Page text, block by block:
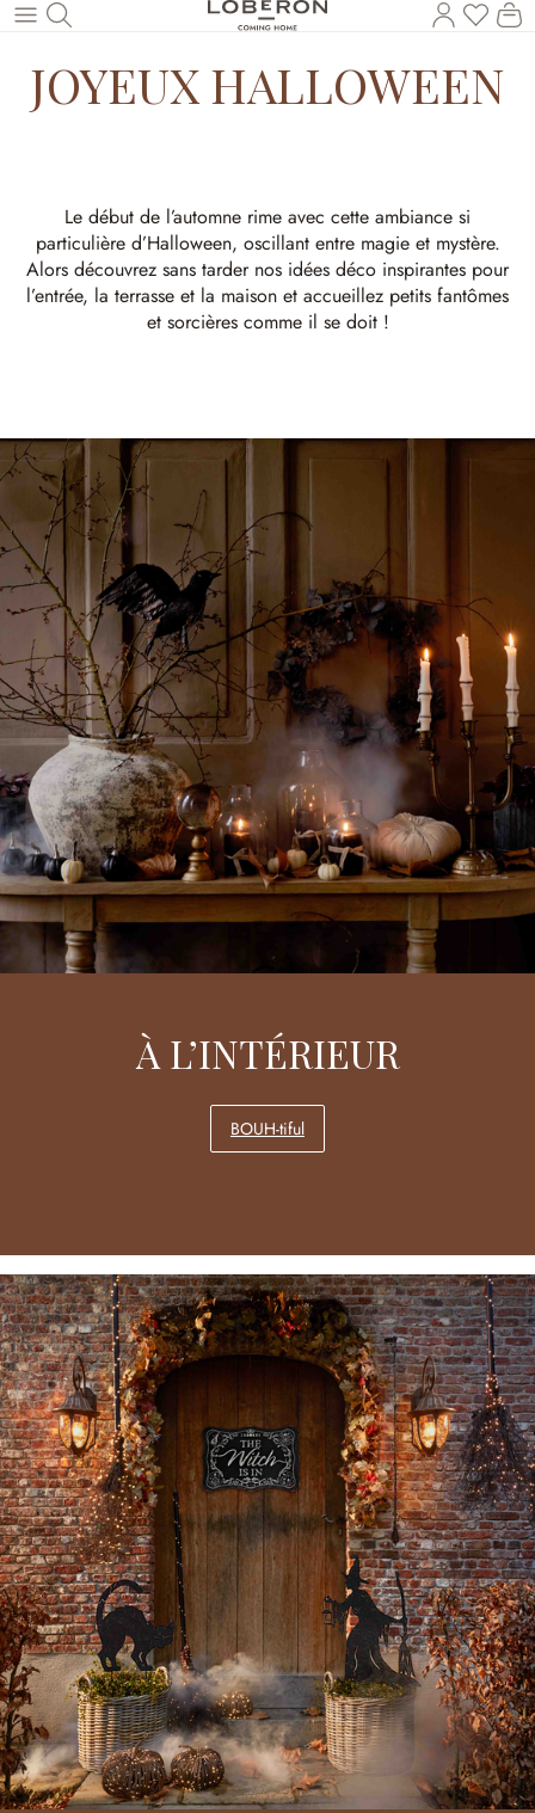
Revenir au contenu principal
Vous
JOYEUX HALLOWEEN
Le début de l’automne rime avec cette ambiance si
particulière d’Halloween, oscillant entre magie et mystère.
Alors découvrez sans tarder nos idées déco inspirantes pour
l’entrée, la terrasse et la maison et accueillez petits fantômes
et sorcières comme il se doit !
À L’INTÉRIEUR
BOUH-tiful